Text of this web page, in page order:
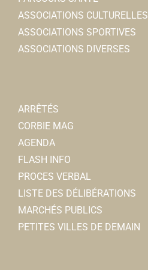
ASSOCIATIONS CULTURELLES
ASSOCIATIONS SPORTIVES
ASSOCIATIONS DIVERSES
ARRÊTÉS
CORBIE MAG
AGENDA
FLASH INFO
PROCES VERBAL
LISTE DES DÉLIBÉRATIONS
MARCHÉS PUBLICS
PETITES VILLES DE DEMAIN